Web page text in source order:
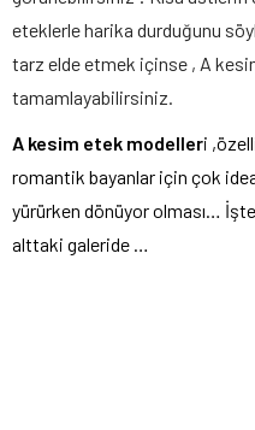
eteklerle harika durduğunu
tarz elde etmek içinse , A
tamamlayabilirsiniz.
A kesim etek modelleri
romantik bayanlar için çok
yürürken dönüyor olması…
alttaki galeride …